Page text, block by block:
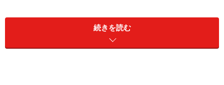
続きを読む